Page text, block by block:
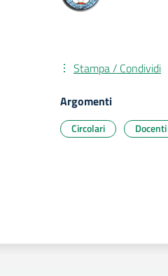
Stampa / Condividi
Argomenti
Circolari Docenti